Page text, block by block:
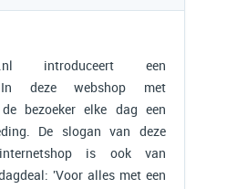
introduceert een
In deze webshop met
bezoeker elke dag een
De slogan van deze
internetshop is ook van
'Voor alles met een